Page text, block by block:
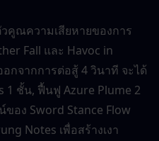
วคูณความเสียหายของการ
Fall และ Havoc in
กจากการต่อสู้ 4 วินาที จะได้
1 ชั้น, ฟื้นฟู Azure Plume 2
อง Sword Stance Flow
Notes เพื่อสร้างเงา